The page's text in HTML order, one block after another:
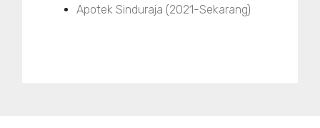
Apotek Sinduraja (2021-Sekarang)